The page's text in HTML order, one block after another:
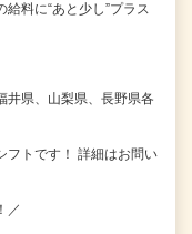
料に“あと少し”プラス
井県、山梨県、長野県各
フトです！ 詳細はお問い
／